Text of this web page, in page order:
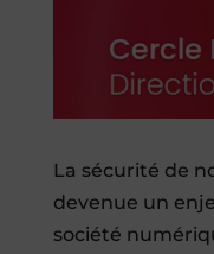
La sécurité de
devenue un
société